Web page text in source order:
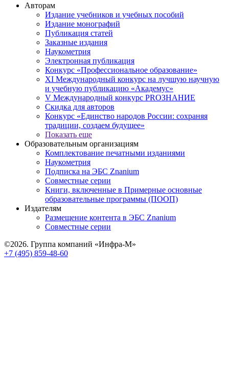
Авторам
Издание учебников и учебных пособий
Издание монографий
Публикация статей
Заказные издания
Наукометрия
Электронная публикация
Конкурс «Профессиональное образование»
XI Международный конкурс на лучшую научную
и учебную публикацию «Академус»
V Международный конкурс PROЗНАНИЕ
Скидка для авторов
Конкурс «Единство народов России: сохраняя
традиции, создаем будущее»
Показать еще
Образовательным организациям
Комплектование печатными изданиями
Наукометрия
Подписка на ЭБС Znanium
Совместные серии
Книги, включенные в Примерные основные
образовательные программы (ПООП)
Издателям
Размещение контента в ЭБС Znanium
Совместные серии
©2026. Группа компаний «Инфра-М»
+7 (495) 859-48-60